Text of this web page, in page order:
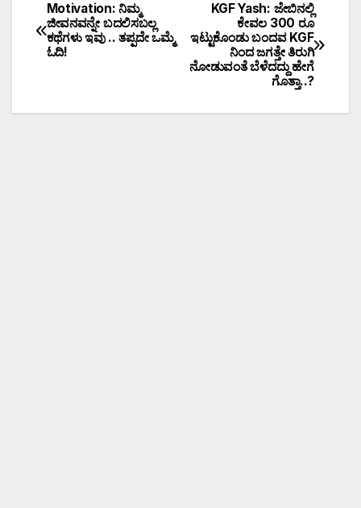
KGF Yash: ಜೇಬಿನಲ್ಲಿ
ಕೇವಲ 300 ರೂ
ಇಟ್ಟುಕೊಂಡು ಬಂದವ KGF
ನಿಂದ ಜಗತ್ತೇ ತಿರುಗಿ
ನೋಡುವಂತೆ ಬೆಳೆದದ್ದು ಹೇಗೆ
ಗೊತ್ತಾ..?
Motivation: ನಿಮ್ಮ
ಜೀವನವನ್ನೇ ಬದಲಿಸಬಲ್ಲ
ಕಥೆಗಳು ಇವು .. ತಪ್ಪದೇ ಒಮ್ಮೆ
ಓದಿ!